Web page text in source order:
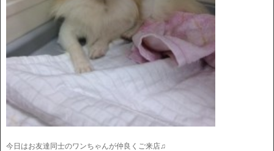
今日はお友達同士のワンちゃんが仲良くご来店♫